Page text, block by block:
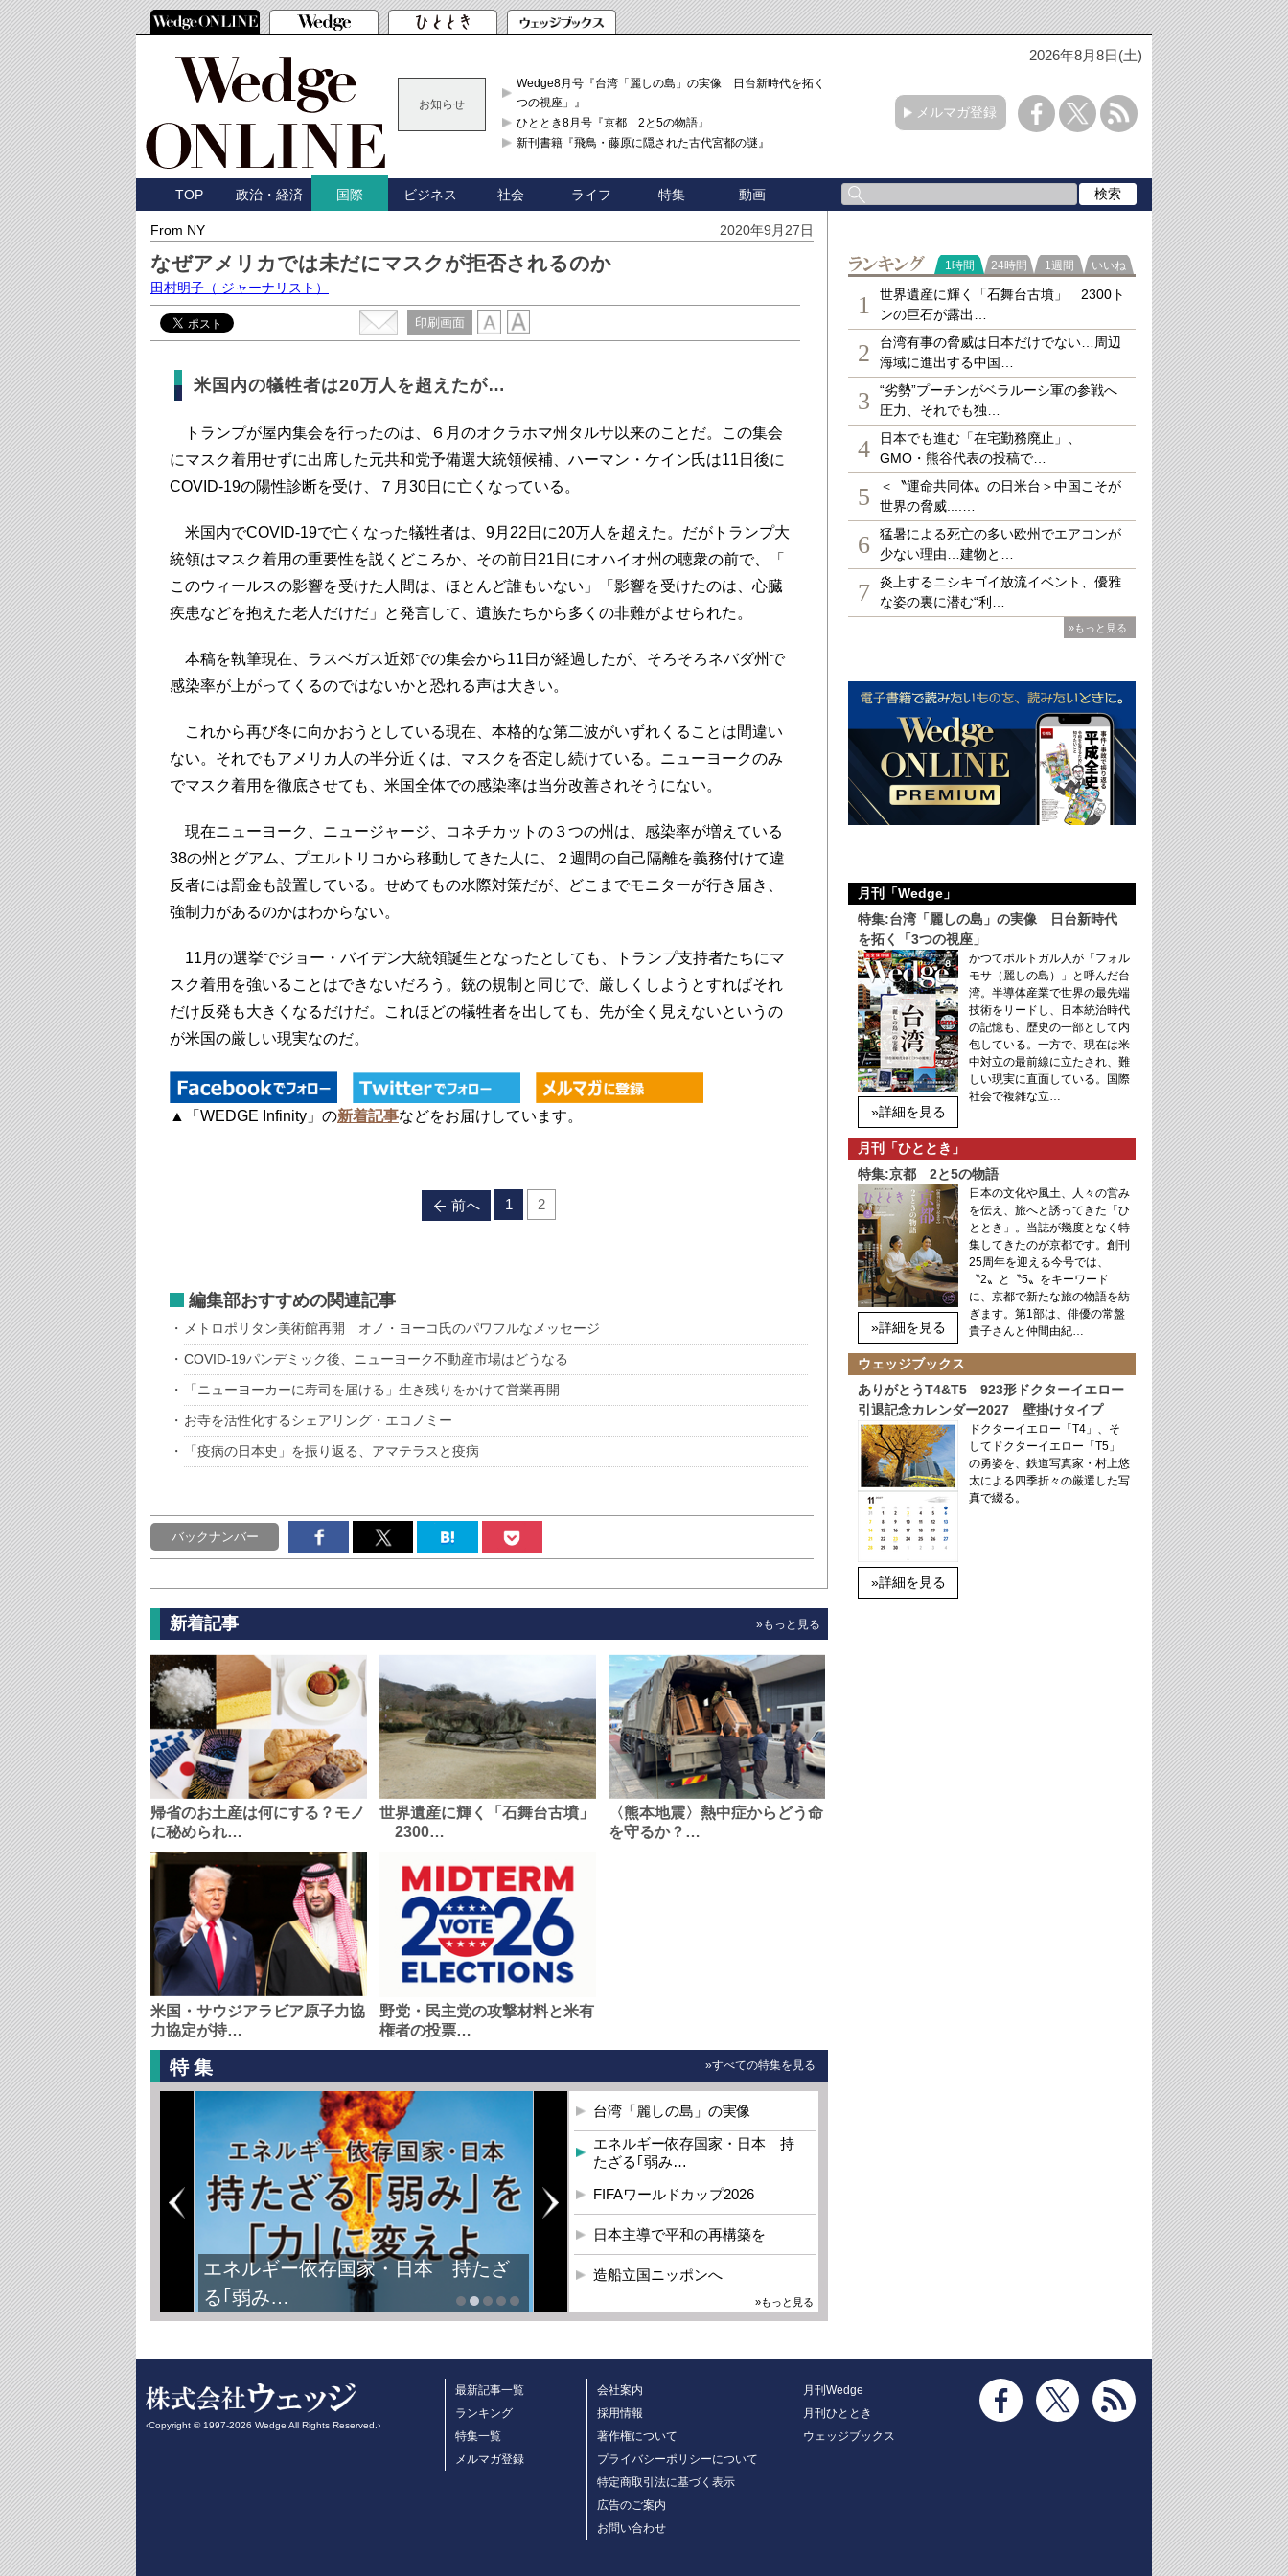
2026年8月8日(土)
お知らせ
Wedge8月号『台湾「麗しの島」の実像 日台新時代を拓く「3
つの視座」』
ひととき8月号『京都 2と5の物語』
新刊書籍『飛鳥・藤原に隠された古代宮都の謎』
メルマガ登録
TOP 政治・経済 国際 ビジネス 社会 ライフ 特集 動画
From NY 2020年9月27日
なぜアメリカでは未だにマスクが拒否されるのか
田村明子 （ ジャーナリスト）
印刷画面
米国内の犠牲者は20万人を超えたが…
トランプが屋内集会を行ったのは、６月のオクラホマ州タルサ以来のことだ。この集会
にマスク着用せずに出席した元共和党予備選大統領候補、ハーマン・ケイン氏は11日後に
COVID-19の陽性診断を受け、７月30日に亡くなっている。
米国内でCOVID-19で亡くなった犠牲者は、9月22日に20万人を超えた。 だがトランプ大
統領はマスク着用の重要性を説くどころか、 その前日21日にオハイオ州の聴衆の前で、「
このウィールスの影響を受けた人間は、ほとんど誰もいない」「 影響を受けたのは、心臓
疾患などを抱えた老人だけだ」
と発言して、遺族たちから多くの非難がよせられた。
本稿を執筆現在、ラスベガス近郊での集会から11日が経過したが、そろそろネバダ州で
感染率が上がってくるのではないかと恐れる声は大きい。
これから再び冬に向かおうとしている現在、本格的な第二波がいずれくることは間違い
ない。それでもアメリカ人の半分近くは、マスクを否定し続けている。ニューヨークのみ
でマスク着用を徹底させても、米国全体での感染率は当分改善されそうにない。
現在ニューヨーク、ニュージャージ、コネチカットの３つの州は、感染率が増えている
38の州とグアム、プエルトリコから移動してきた人に、２週間の自己隔離を義務付けて違
反者には罰金も設置している。せめてもの水際対策だが、どこまでモニターが行き届き、
強制力があるのかはわからない。
11月の選挙でジョー・バイデン大統領誕生となったとしても、トランプ支持者たちにマ
スク着用を強いることはできないだろう。銃の規制と同じで、厳しくしようとすればそれ
だけ反発も大きくなるだけだ。これほどの犠牲者を出しても、先が全く見えないというの
が米国の厳しい現実なのだ。
▲「WEDGE Infinity」の新着記事などをお届けしています。
前へ 1 2
編集部おすすめの関連記事
メトロポリタン美術館再開 オノ・ヨーコ氏のパワフルなメッセージ
COVID-19パンデミック後、ニューヨーク不動産市場はどうなる
「ニューヨーカーに寿司を届ける」生き残りをかけて営業再開
お寺を活性化するシェアリング・エコノミー
「疫病の日本史」を振り返る、アマテラスと疫病
バックナンバー
新着記事 »もっと見る
帰省のお土産は何にする？モノ
に秘められ…
世界遺産に輝く「石舞台古墳」
2300…
〈熊本地震〉熱中症からどう命
を守るか？…
米国・サウジアラビア原子力協
力協定が持…
野党・民主党の攻撃材料と米有
権者の投票…
特集 »すべての特集を見る
エネルギー依存国家・日本 持たざ
る｢弱み…
台湾「麗しの島」の実像
エネルギー依存国家・日本 持
たざる｢弱み…
FIFAワールドカップ2026
日本主導で平和の再構築を
造船立国ニッポンへ
»もっと見る
ランキング
1時間 24時間 1週間 いいね
1
世界遺産に輝く「石舞台古墳」 2300ト
ンの巨石が露出…
2
台湾有事の脅威は日本だけでない…周辺
海域に進出する中国…
3
“劣勢”プーチンがベラルーシ軍の参戦へ
圧力、それでも独…
4
日本でも進む「在宅勤務廃止」、
GMO・熊谷代表の投稿で…
5
＜〝運命共同体〟の日米台＞中国こそが
世界の脅威....…
6
猛暑による死亡の多い欧州でエアコンが
少ない理由…建物と…
7
炎上するニシキゴイ放流イベント、優雅
な姿の裏に潜む“利…
»もっと見る
月刊「Wedge」
特集:台湾「麗しの島」の実像 日台新時代
を拓く「3つの視座」
»詳細を見る
かつてポルトガル人が「フォル
モサ（麗しの島）」と呼んだ台
湾。半導体産業で世界の最先端
技術をリードし、日本統治時代
の記憶も、歴史の一部として内
包している。一方で、現在は米
中対立の最前線に立たされ、難
しい現実に直面している。国際
社会で複雑な立…
月刊「ひととき」
特集:京都 2と5の物語
»詳細を見る
日本の文化や風土、人々の営み
を伝え、旅へと誘ってきた「ひ
ととき」。当誌が幾度となく特
集してきたのが京都です。創刊
25周年を迎える今号では、
〝2〟と〝5〟をキーワード
に、京都で新たな旅の物語を紡
ぎます。第1部は、俳優の常盤
貴子さんと仲間由紀…
ウェッジブックス
ありがとうT4&T5 923形ドクターイエロー
引退記念カレンダー2027 壁掛けタイプ
»詳細を見る
ドクターイエロー「T4」、そ
してドクターイエロー「T5」
の勇姿を、鉄道写真家・村上悠
太による四季折々の厳選した写
真で綴る。
‹Copyright © 1997-2026 Wedge All Rights Reserved.›
最新記事一覧
ランキング
特集一覧
メルマガ登録
会社案内
採用情報
著作権について
プライバシーポリシーについて
特定商取引法に基づく表示
広告のご案内
お問い合わせ
月刊Wedge
月刊ひととき
ウェッジブックス